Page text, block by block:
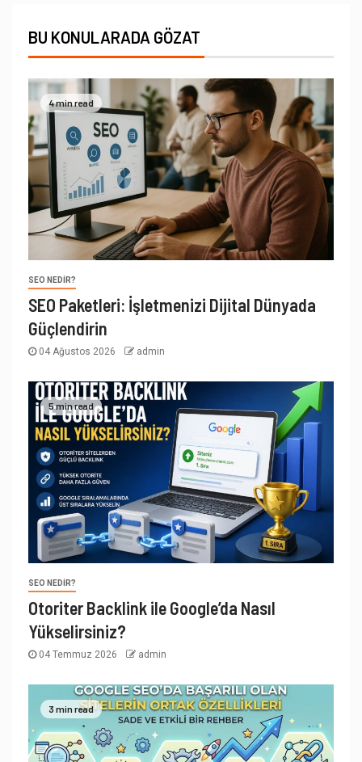
BU KONULARADA GÖZAT
4 min read
SEO NEDIR?
SEO Paketleri: İşletmenizi Dijital Dünyada
Güçlendirin
04 Ağustos 2026 admin
5 min read
SEO NEDIR?
Otoriter Backlink ile Google’da Nasıl
Yükselirsiniz?
04 Temmuz 2026 admin
3 min read